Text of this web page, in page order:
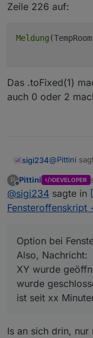
Zeile 226 auf:
Meldung
Das .toFixed(1)
auch 0 oder 2
sigi234@Pittini
@sigi234
Was
const
Was stört
die
Ja, die
Alexa
2000 habe
sofort.
Option bei
Also,
P
Offline
Pittini DEVELOPER
@sigi234 sagte in
Fensteroffenskript
Option bei
Also, Nachricht:
XY wurde
wurde
ist seit xx
Is an sich drin,